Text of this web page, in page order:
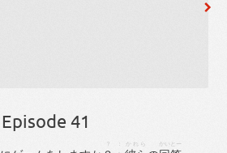
Episode 41
？ かれら かいとー